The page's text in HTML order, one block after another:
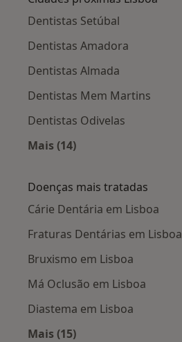
Dentistas Setúbal
Dentistas Amadora
Dentistas Almada
Dentistas Mem Martins
Dentistas Odivelas
Mais (14)
Doenças mais tratadas
Cárie Dentária em Lisboa
Fraturas Dentárias em Lisboa
Bruxismo em Lisboa
Má Oclusão em Lisboa
Diastema em Lisboa
Mais (15)